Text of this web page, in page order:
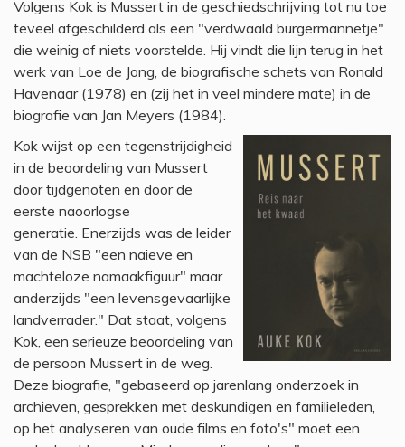
Volgens Kok is Mussert in de geschiedschrijving tot nu toe
teveel afgeschilderd als een "verdwaald burgermannetje"
die weinig of niets voorstelde. Hij vindt die lijn terug in het
werk van Loe de Jong, de biografische schets van Ronald
Havenaar (1978) en (zij het in veel mindere mate) in de
biografie van Jan Meyers (1984).
Kok wijst op een tegenstrijdigheid
in de beoordeling van Mussert
door tijdgenoten en door de
eerste naoorlogse
generatie. Enerzijds was de leider
van de NSB "een naieve en
machteloze namaakfiguur" maar
anderzijds "een levensgevaarlijke
landverrader." Dat staat, volgens
Kok, een serieuze beoordeling van
de persoon Mussert in de weg.
Deze biografie, "gebaseerd op jarenlang onderzoek in
archieven, gesprekken met deskundigen en familieleden,
op het analyseren van oude films en foto's" moet een